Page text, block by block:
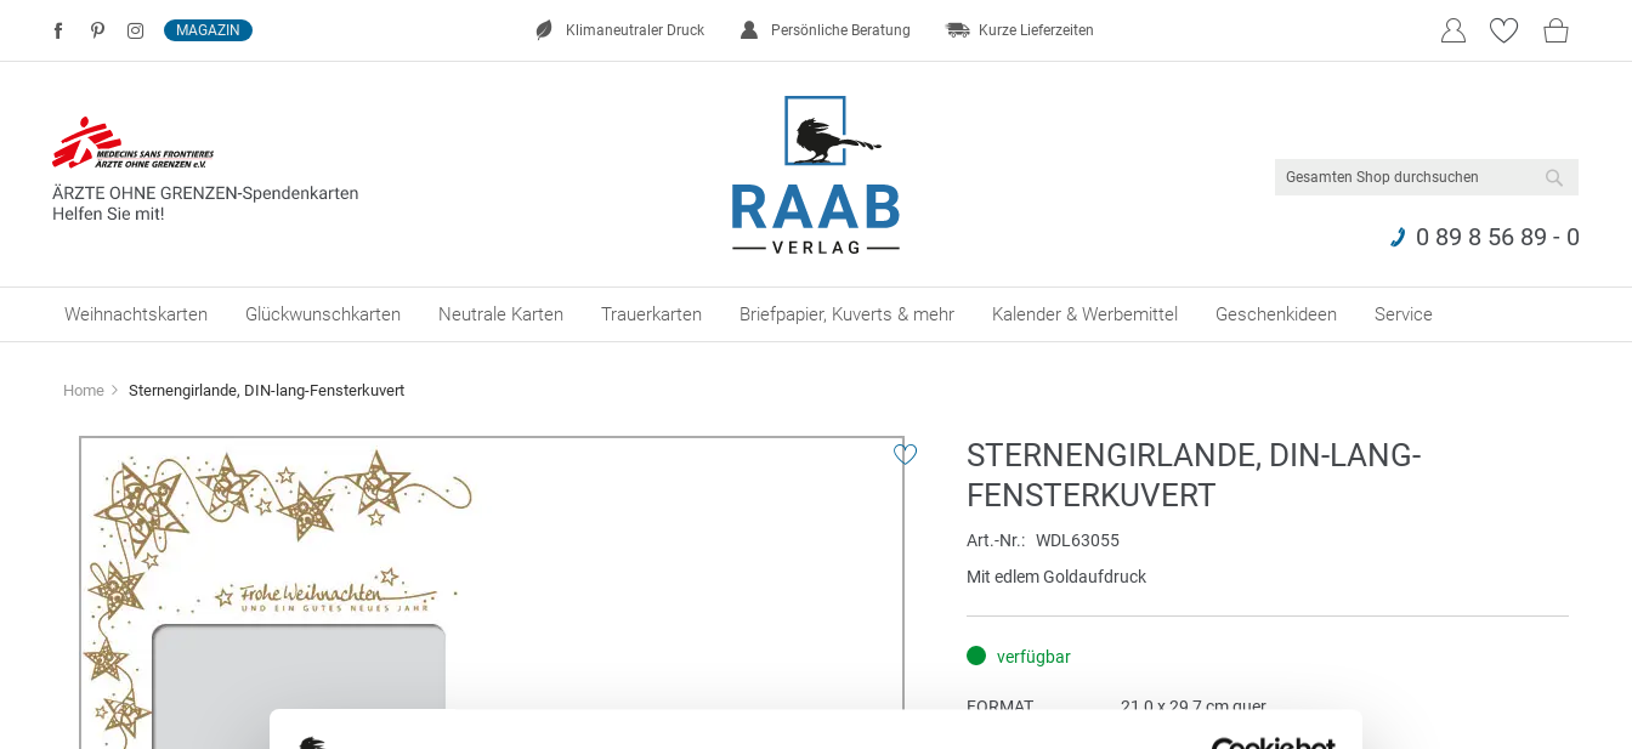
Klimaneutraler Druck Persönliche Beratung Kurze Lieferzeiten
MAGAZIN
0 89 8 56 89 - 0
Weihnachtskarten Glückwunschkarten Neutrale Karten Trauerkarten Briefpapier, Kuverts & mehr Kalender & Werbemittel Geschenkideen Service
Home Sternengirlande, DIN-lang-Fensterkuvert
Bildergalerie
springen
STERNENGIRLANDE, DIN-LANG-
FENSTERKUVERT
Art.-Nr.
WDL63055
Mit edlem Goldaufdruck
verfügbar
FORMAT 21,0 x 29,7 cm quer